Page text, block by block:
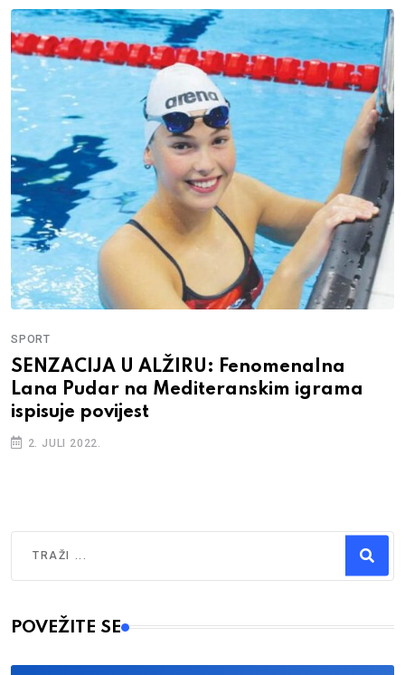
SPORT
SENZACIJA U ALŽIRU: Fenomenalna
Lana Pudar na Mediteranskim igrama
ispisuje povijest
2. JULI 2022.
Type 2 or more characters for results.
POVEŽITE SE